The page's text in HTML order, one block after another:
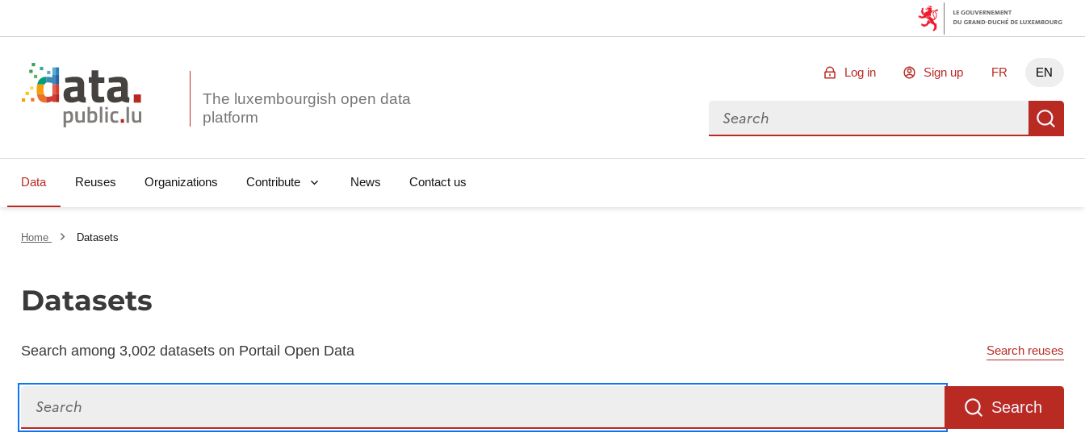
The luxembourgish open data
Log in Sign up FR EN
Search for data
Data Reuses Organizations Contribute News Contact us
Home Datasets
Datasets
Search among 3,002 datasets on Portail Open Data Search reuses
Search